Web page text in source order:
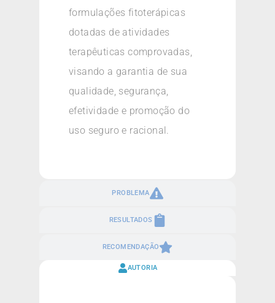
PROBLEMA
RESULTADOS
RECOMENDAÇÃO
formulações fitoterápicas
dotadas de atividades
terapêuticas comprovadas,
visando a garantia de sua
qualidade, segurança,
efetividade e promoção do
uso seguro e racional.
AUTORIA